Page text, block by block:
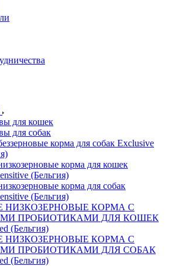
для кошек
для собак
корма для собак Exclusive
корма для кошек
(Бельгия)
корма для собак
(Бельгия)
НИЗКОЗЕРНОВЫЕ КОРМА С
ПРОБИОТИКАМИ ДЛЯ КОШЕК
(Бельгия)
НИЗКОЗЕРНОВЫЕ КОРМА С
ПРОБИОТИКАМИ ДЛЯ СОБАК
(Бельгия)